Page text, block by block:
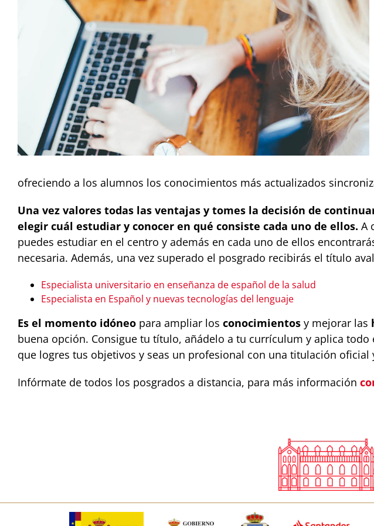
ofreciendo a los alumnos los conocimientos más actualizados
Una vez valores todas las ventajas y tomes la decisión de
elegir cuál estudiar y conocer en qué consiste cada uno de ellos. A
puedes estudiar en el centro y además en cada uno de ellos
necesaria. Además, una vez superado el posgrado recibirás el título
Especialista universitario en enseñanza de español de la salud
Especialista en Español y nuevas tecnologías del lenguaje
Es el momento idóneo para ampliar los conocimientos y mejorar las
buena opción. Consigue tu título, añádelo a tu currículum y aplica
que logres tus objetivos y seas un profesional con una titulación oficial
Infórmate de todos los posgrados a distancia, para más información